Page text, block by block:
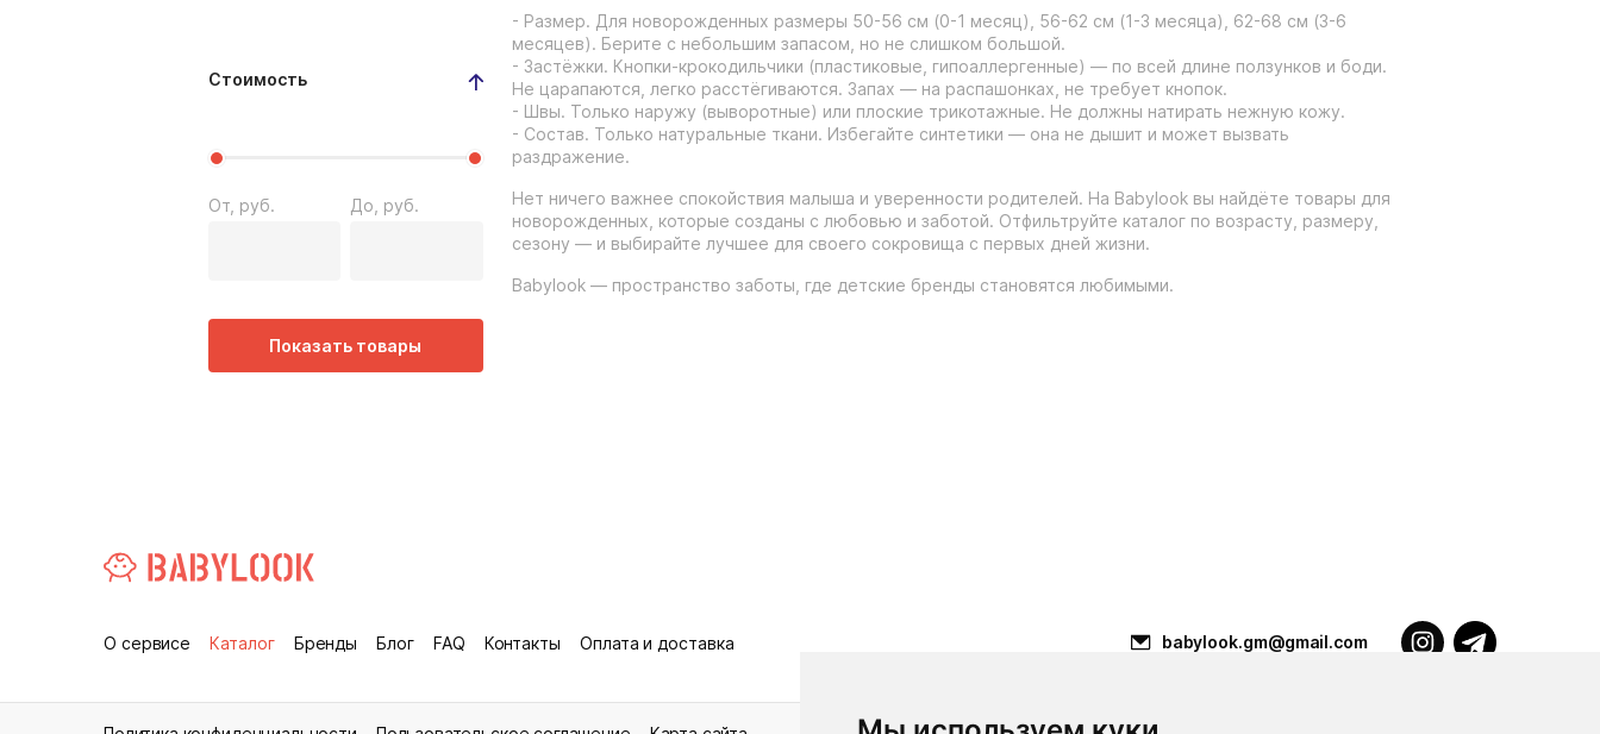
Стоимость
От, руб. До, руб.
Показать товары
- Размер. Для новорожденных размеры 50-56 см (0-1 месяц), 56-62 см (1-3 месяца), 62-68 см (3-6
месяцев). Берите с небольшим запасом, но не слишком большой.
- Застёжки. Кнопки-крокодильчики (пластиковые, гипоаллергенные) — по всей длине ползунков и боди.
Не царапаются, легко расстёгиваются. Запах — на распашонках, не требует кнопок.
- Швы. Только наружу (выворотные) или плоские трикотажные. Не должны натирать нежную кожу.
- Состав. Только натуральные ткани. Избегайте синтетики — она не дышит и может вызвать
раздражение.
Нет ничего важнее спокойствия малыша и уверенности родителей. На Babylook вы найдёте товары для
новорожденных, которые созданы с любовью и заботой. Отфильтруйте каталог по возрасту, размеру,
сезону — и выбирайте лучшее для своего сокровища с первых дней жизни.
Babylook — пространство заботы, где детские бренды становятся любимыми.
О сервисе Каталог Бренды Блог FAQ Контакты Оплата и доставка babylook.gm@gmail.com